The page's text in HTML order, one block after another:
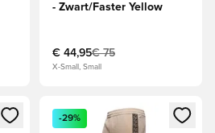
- Zwart/Faster Yellow
€ 44,95€ 75
X-Small, Small
in te loggen of je aan te melden als
Opent een venster om in te
-29%